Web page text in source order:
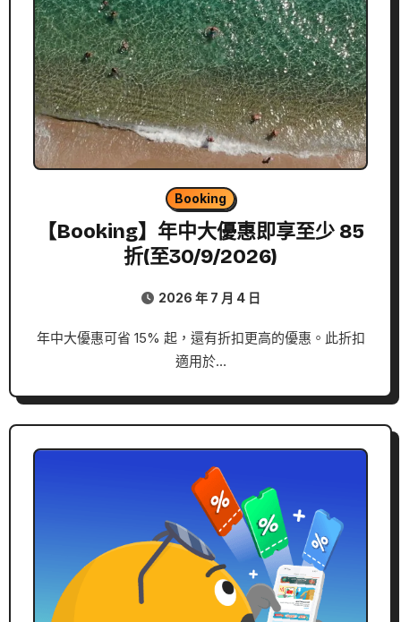
Booking
【Booking】年中大優惠即享至少 85
折(至30/9/2026)
2026 年 7 月 4 日
年中大優惠可省 15% 起，還有折扣更高的優惠。此折扣
適用於…